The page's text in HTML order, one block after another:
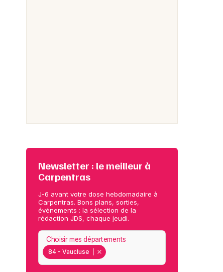
Newsletter : le meilleur à
Carpentras
J-6 avant votre dose hebdomadaire à
Carpentras. Bons plans, sorties,
événements : la sélection de la
rédaction JDS, chaque jeudi.
84 - Vaucluse
Choisir mes départements